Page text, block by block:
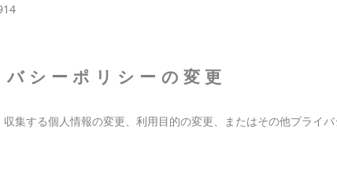
シーポリシーの変更
収集する個人情報の変更、利用目的の変更、またはその他プライ